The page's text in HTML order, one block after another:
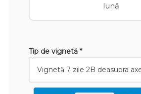
lună
Tip de vignetă *